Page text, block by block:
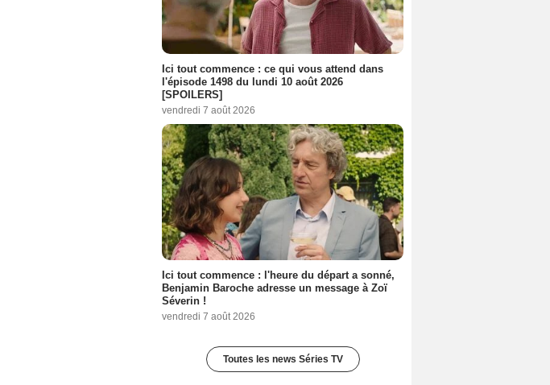
Ici tout commence : ce qui vous attend dans
l'épisode 1498 du lundi 10 août 2026
[SPOILERS]
vendredi 7 août 2026
Ici tout commence : l'heure du départ a sonné,
Benjamin Baroche adresse un message à Zoï
Séverin !
vendredi 7 août 2026
Toutes les news Séries TV